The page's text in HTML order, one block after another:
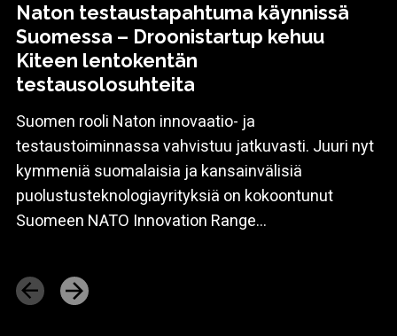
Naton testaustapahtuma käynnissä
Suomessa – Droonistartup kehuu
Kiteen lentokentän
testausolosuhteita
Suomen rooli Naton innovaatio- ja
testaustoiminnassa vahvistuu jatkuvasti. Juuri nyt
kymmeniä suomalaisia ja kansainvälisiä
puolustusteknologiayrityksiä on kokoontunut
Suomeen NATO Innovation Range...